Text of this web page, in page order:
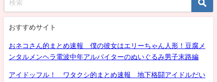
おすすめサイト
おネコさん的まとめ速報 僕の彼女はエリーちゃん人形！豆腐メ
ンタルメンヘラ電波中年アルバイターのぬいぐるみ男子末路編
アイドッフル！ ワタクシ的まとめ速報 地下格闘アイドルだい